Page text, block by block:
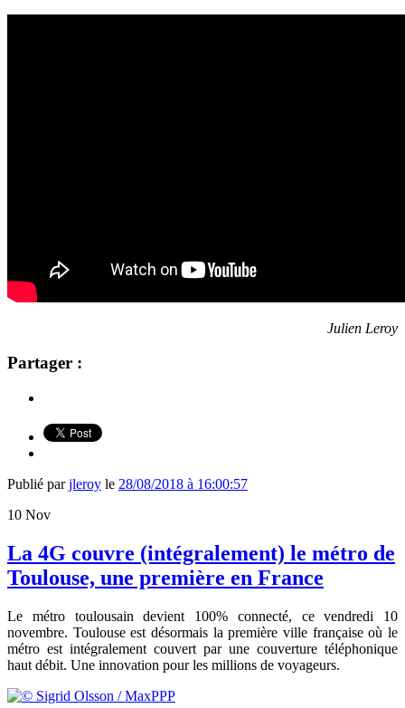
Julien Leroy
Partager :
Publié parjleroy le 28/08/2018 à 16:00:57
10 Nov
La 4G couvre (intégralement) le métro de
Toulouse, une première en France
Le métro toulousain devient 100% connecté, ce vendredi 10
novembre. Toulouse est désormais la première ville française où le
métro est intégralement couvert par une couverture téléphonique
haut débit. Une innovation pour les millions de voyageurs.